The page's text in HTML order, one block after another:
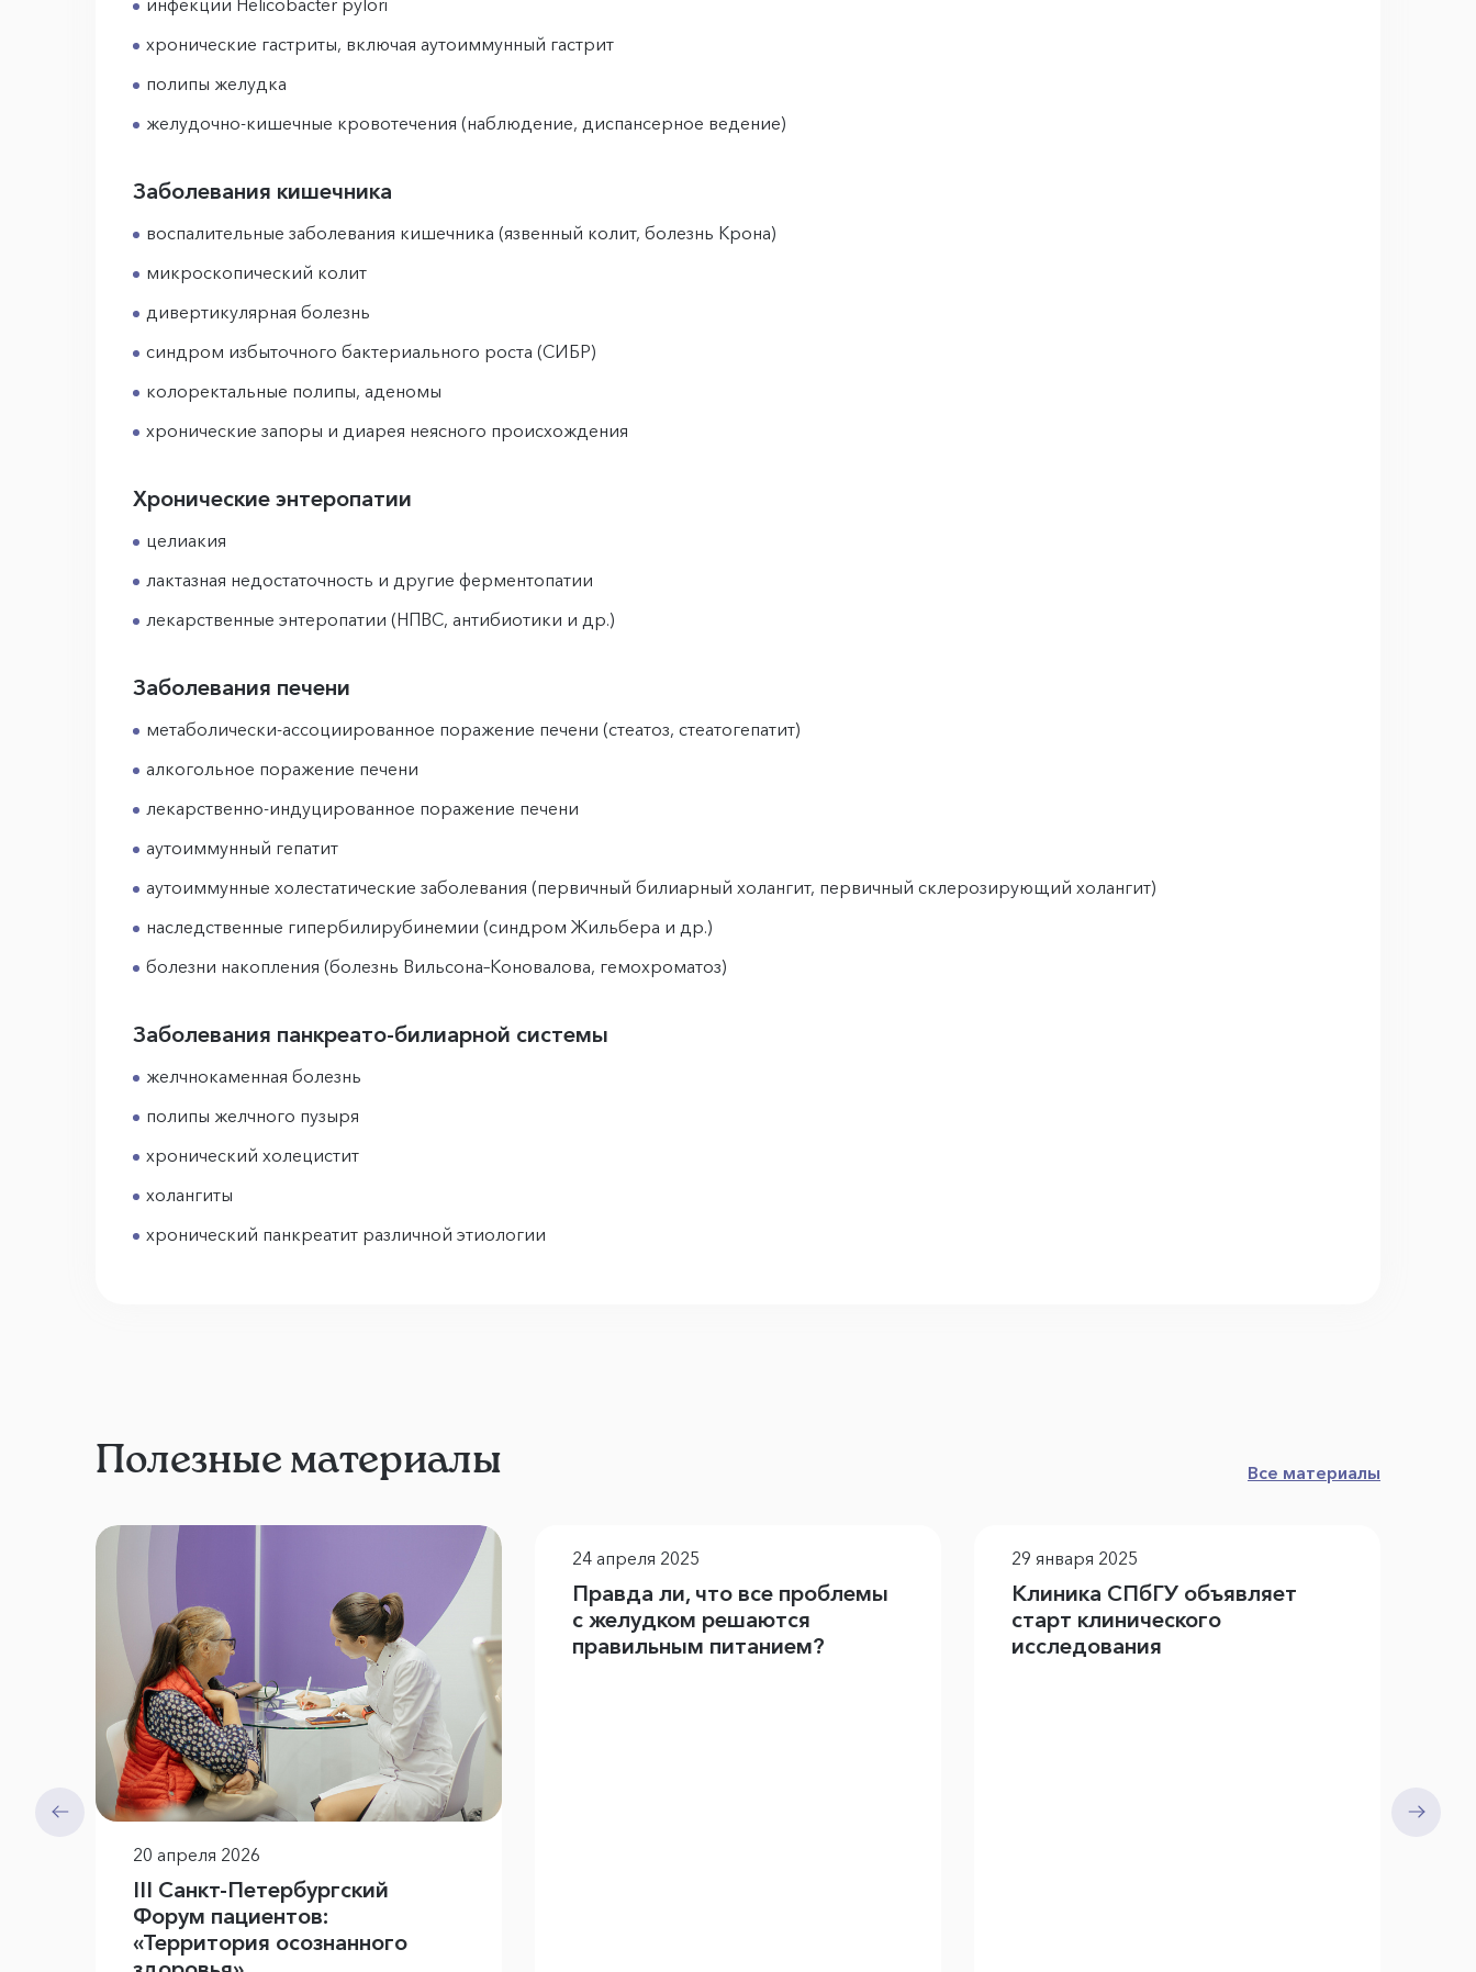
инфекции Helicobacter pylori
хронические гастриты, включая аутоиммунный гастрит
полипы желудка
желудочно-кишечные кровотечения (наблюдение, диспансерное ведение)
Заболевания кишечника
воспалительные заболевания кишечника (язвенный колит, болезнь Крона)
микроскопический колит
дивертикулярная болезнь
синдром избыточного бактериального роста (СИБР)
колоректальные полипы, аденомы
хронические запоры и диарея неясного происхождения
Хронические энтеропатии
целиакия
лактазная недостаточность и другие ферментопатии
лекарственные энтеропатии (НПВС, антибиотики и др.)
Заболевания печени
метаболически-ассоциированное поражение печени (стеатоз, стеатогепатит)
алкогольное поражение печени
лекарственно-индуцированное поражение печени
аутоиммунный гепатит
аутоиммунные холестатические заболевания (первичный билиарный холангит, первичный склерозирующий холангит)
наследственные гипербилирубинемии (синдром Жильбера и др.)
болезни накопления (болезнь Вильсона–Коновалова, гемохроматоз)
Заболевания панкреато-билиарной системы
желчнокаменная болезнь
полипы желчного пузыря
хронический холецистит
холангиты
хронический панкреатит различной этиологии
Полезные материалы Все материалы
20 апреля 2026
III Санкт-Петербургский
Форум пациентов:
«Территория осознанного
24 апреля 2025
Правда ли, что все проблемы
с желудком решаются
правильным питанием?
29 января 2025
Клиника СПбГУ объявляет
старт клинического
исследования